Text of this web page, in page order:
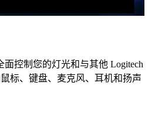
控制您的灯光和与其他 Logitech
标、键盘、麦克风、耳机和扬声